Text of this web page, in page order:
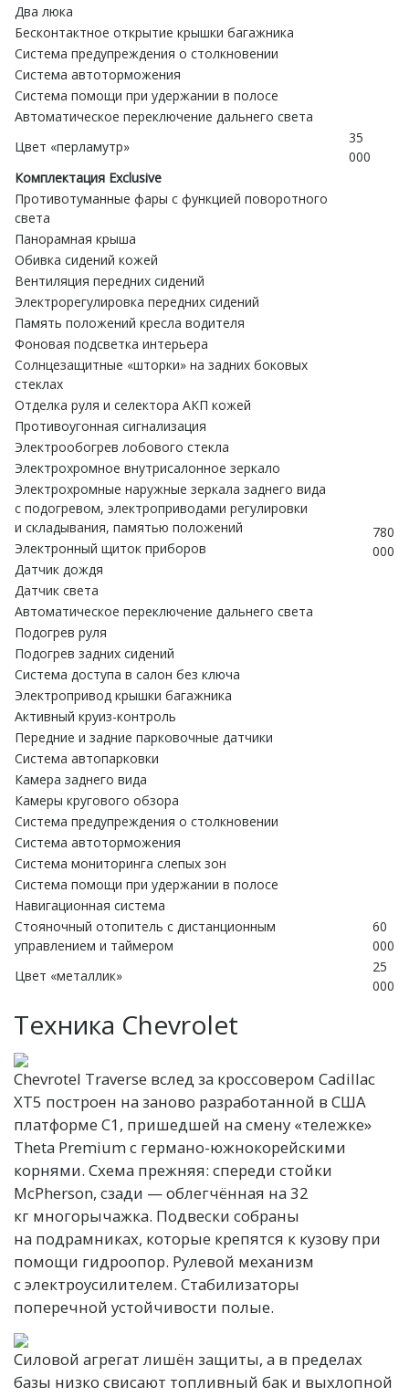
Два люка
Бесконтактное открытие крышки багажника
Система предупреждения о столкновении
Система автоторможения
Система помощи при удержании в полосе
Автоматическое переключение дальнего света
Цвет «перламутр»
35
000
Комплектация Exclusive
780
000
Противотуманные фары с функцией поворотного
света
Панорамная крыша
Обивка сидений кожей
Вентиляция передних сидений
Электрорегулировка передних сидений
Память положений кресла водителя
Фоновая подсветка интерьера
Солнцезащитные «шторки» на задних боковых
стеклах
Отделка руля и селектора АКП кожей
Противоугонная сигнализация
Электрообогрев лобового стекла
Электрохромное внутрисалонное зеркало
Электрохромные наружные зеркала заднего вида
с подогревом, электроприводами регулировки
и складывания, памятью положений
Электронный щиток приборов
Датчик дождя
Датчик света
Автоматическое переключение дальнего света
Подогрев руля
Подогрев задних сидений
Система доступа в салон без ключа
Электропривод крышки багажника
Активный круиз-контроль
Передние и задние парковочные датчики
Система автопарковки
Камера заднего вида
Камеры кругового обзора
Система предупреждения о столкновении
Система автоторможения
Система мониторинга слепых зон
Система помощи при удержании в полосе
Навигационная система
Стояночный отопитель с дистанционным
управлением и таймером
60
000
Цвет «металлик»
25
000
Техника Chevrolet
Chevrotel Traverse вслед за кроссовером Cadillac
XT5 построен на заново разработанной в США
платформе С1, пришедшей на смену «тележке»
Theta Premium с германо-южнокорейскими
корнями. Схема прежняя: спереди стойки
McPherson, сзади — облегчённая на 32
кг многорычажка. Подвески собраны
на подрамниках, которые крепятся к кузову при
помощи гидроопор. Рулевой механизм
с электроусилителем. Стабилизаторы
поперечной устойчивости полые.
Силовой агрегат лишён защиты, а в пределах
базы низко свисают топливный бак и выхлопной